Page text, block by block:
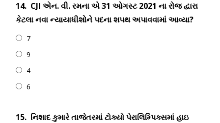
14. CJI એન. વી. રમના એ 31 ઓગસ્ટ 2021 ના ​​રોજ દ્વારા
કેટલા નવા ન્યાયાધીશોને પદના શપથ અપાવવામાં આવ્યા?
7
9
4
6
15. નિશાદ કુમારે તાજેતરમાં ટોક્યો પેરાલિમ્પિક્સમાં હાઇ